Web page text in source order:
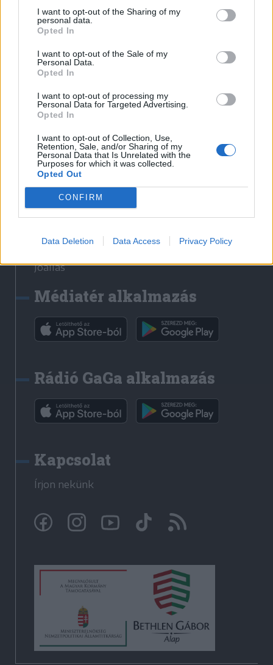
I want to opt-out of the Sharing of my
personal data.
Opted In
I want to opt-out of the Sale of my
Personal Data.
Opted In
I want to opt-out of processing my
Personal Data for Targeted Advertising.
Opted In
I want to opt-out of Collection, Use,
Retention, Sale, and/or Sharing of my
Personal Data that Is Unrelated with the
Purposes for which it was collected.
Opted Out
CONFIRM
Data Deletion Data Access Privacy Policy
Médiaajánlat
Sütibeállítások
Médiatér
Székely Sport
Liget
Bihari Napló
Erdélyi Napló
Főtér
Jóállás
Médiatér alkalmazás
Rádió GaGa alkalmazás
Kapcsolat
Írjon nekünk